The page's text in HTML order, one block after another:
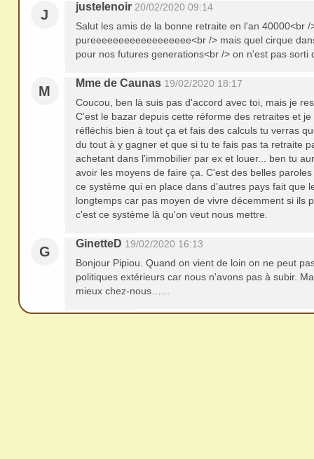
J
justelenoir 20/02/2020 09:14
Salut les amis de la bonne retraite en l'an 40000<br
pureeeeeeeeeeeeeeeeee<br /> mais quel cirque
pour nos futures generations<br /> on n'est pas sorti
M
Mme de Caunas 19/02/2020 18:17
Coucou, ben là suis pas d'accord avec toi, mais je
C'est le bazar depuis cette réforme des retraites et
réfléchis bien à tout ça et fais des calculs tu verras
du tout à y gagner et que si tu te fais pas ta retraite
achetant dans l'immobilier par ex et louer... ben tu
avoir les moyens de faire ça. C'est des belles
ce système qui en place dans d'autres pays fait que
longtemps car pas moyen de vivre décemment si ils
c'est ce système là qu'on veut nous mettre.
G
GinetteD 19/02/2020 16:13
Bonjour Pipiou. Quand on vient de loin on ne peut
politiques extérieurs car nous n'avons pas à subir.
mieux chez-nous…...